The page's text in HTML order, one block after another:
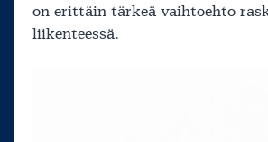
on erittäin tärkeä vaihtoehto
liikenteessä.